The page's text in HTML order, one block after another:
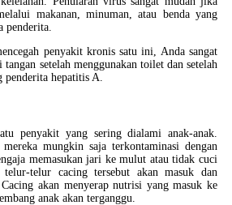
makanan, minuman, atau benda yang
penderita.
penyakit kronis satu ini, Anda sangat
setelah menggunakan toilet dan setelah
penderita hepatitis A.
penyakit yang sering dialami anak-anak.
mungkin saja terkontaminasi dengan
memasukan jari ke mulut atau tidak cuci
telur-telur cacing tersebut akan masuk dan
akan menyerap nutrisi yang masuk ke
anak akan terganggu.